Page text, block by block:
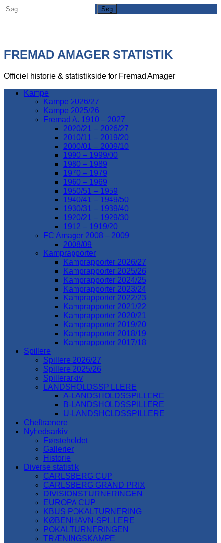
Søg
efter:
FREMAD AMAGER STATISTIK
Officiel historie & statistikside for Fremad Amager
Kampe
Kampe 2026/27
Kampe 2025/26
Fremad A. 1910 – 2027
2020/21 – 2026/27
2010/11 – 2019/20
2000/01 – 2009/10
1990 – 1999/00
1980 – 1989
1970 – 1979
1960 – 1969
1950/51 – 1959
1940/41 – 1949/50
1930/31 – 1939/40
1920/21 – 1929/30
1912 – 1919/20
FC Amager 2008 – 2009
2008/09
Kamprapporter
Kamprapporter 2026/27
Kamprapporter 2025/26
Kamprapporter 2024/25
Kamprapporter 2023/24
Kamprapporter 2022/23
Kamprapporter 2021/22
Kamprapporter 2020/21
Kamprapporter 2019/20
Kamprapporter 2018/19
Kamprapporter 2017/18
Spillere
Spillere 2026/27
Spillere 2025/26
Spillerarkiv
LANDSHOLDSSPILLERE
A-LANDSHOLDSSPILLERE
B-LANDSHOLDSSPILLERE
U-LANDSHOLDSSPILLERE
Cheftrænere
Nyhedsarkiv
Førsteholdet
Gallerier
Historie
Diverse statistik
CARLSBERG CUP
CARLSBERG GRAND PRIX
DIVISIONSTURNERINGEN
EUROPA CUP
KBUS POKALTURNERING
KØBENHAVN-SPILLERE
POKALTURNERINGEN
TRÆNINGSKAMPE